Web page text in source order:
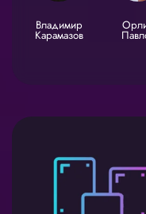
Владимир
Карамазов